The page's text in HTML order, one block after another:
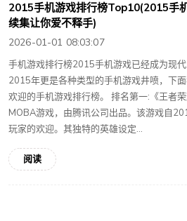
2015手机游戏排行榜Top10(2015手
续集让你爱不释手)
2026-01-01 08:03:07
手机游戏排行榜2015手机游戏已经成为现代
2015年更是各种类型的手机游戏井喷，下
欢迎的手机游戏排行榜。 排名第一:《王者
MOBA游戏，由腾讯公司出品。该游戏自
玩家的欢迎。其独特的英雄设定...
阅读